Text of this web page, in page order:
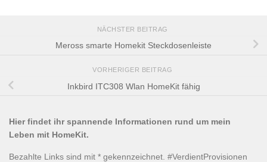
NÄCHSTER BEITRAG
Meross smarte Homekit Steckdosenleiste
VORHERIGER BEITRAG
Inkbird ITC308 Wlan HomeKit fähig
Hier findet ihr spannende Informationen rund um mein
Leben mit HomeKit.
Bezahlte Links sind mit * gekennzeichnet. #VerdientProvisionen